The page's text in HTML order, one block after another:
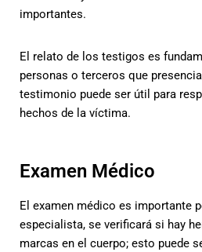
importantes.
El relato de los testigos es
personas o terceros que
testimonio puede ser útil para
hechos de la víctima.
Examen Médico
El examen médico es importante
especialista, se verificará si hay
marcas en el cuerpo; esto puede